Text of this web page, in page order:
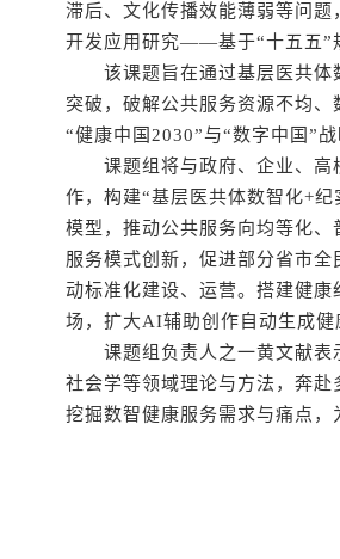
滞后、文化传播效能薄弱等问
开发应用研究——基于“十五五”
该课题旨在通过基层医共体
突破，破解公共服务资源不均
“健康中国2030”与“数字中国”战
课题组将与政府、企业、高
作，构建“基层医共体数智化+
模型，推动公共服务向均等化
服务模式创新，促进部分省市
动标准化建设、运营。搭建健
场，扩大AI辅助创作自动生成健
课题组负责人之一黄文献表示
社会学等领域理论与方法，奔赴
挖掘数智健康服务需求与痛点